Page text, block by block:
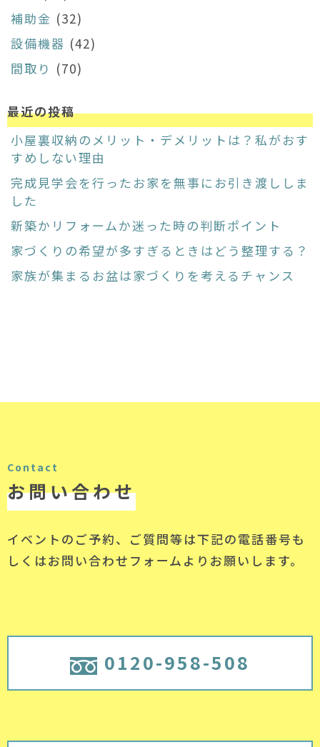
補助金 (32)
設備機器 (42)
間取り (70)
最近の投稿
小屋裏収納のメリット・デメリットは？私がおす
すめしない理由
完成見学会を行ったお家を無事にお引き渡ししま
した
新築かリフォームか迷った時の判断ポイント
家づくりの希望が多すぎるときはどう整理する？
家族が集まるお盆は家づくりを考えるチャンス
Contact
お問い合わせ
イベントのご予約、ご質問等は下記の電話番号も
しくはお問い合わせフォームよりお願いします。
0120-958-508